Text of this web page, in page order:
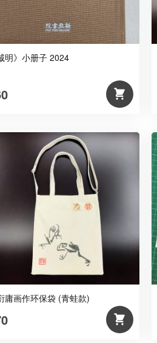
明》小册子 2024
庸画作环保袋 (青蛙款)